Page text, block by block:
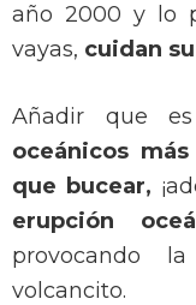
año 2000 y lo
vayas, cuidan
Añadir que
oceánicos
que bucear,
erupción
provocando
volcancito.